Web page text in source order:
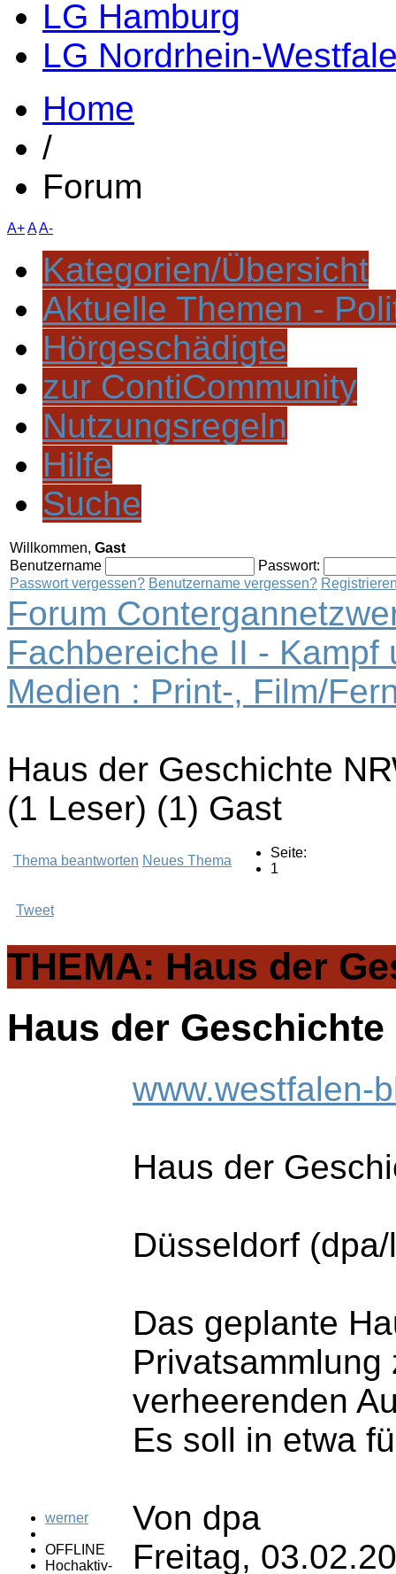
LG Hamburg
LG Nordrhein-
Home
/
Forum
A+AA-
Kategorien/Übersicht
Aktuelle Themen -
Hörgeschädigte
zur ContiCommunity
Nutzungsregeln
Hilfe
Suche
Willkommen, Gast
Benutzername
Passwort:
Passwort vergessen? Benutzername vergessen?
Forum
Fachbereiche II -
Medien : Print-, Film/
Haus der Geschichte
(1 Leser) (1) Gast
Thema beantworten Neues Thema
Seite:
1
Tweet
THEMA: Haus der
Haus der
werner
OFFLINE
Hochaktiv-
www.westfalen-
Haus der
Düsseldorf
Das geplante
verheerenden
Es soll in etwa
Von dpa
Freitag,